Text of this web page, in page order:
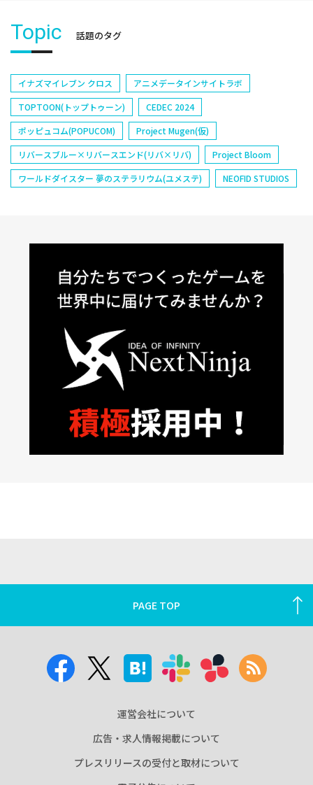
Topic 話題のタグ
イナズマイレブン クロス
アニメデータインサイトラボ
TOPTOON(トップトゥーン)
CEDEC 2024
ポッピュコム(POPUCOM)
Project Mugen(仮)
リバースブルー×リバースエンド(リバ×リバ)
Project Bloom
ワールドダイスター 夢のステラリウム(ユメステ)
NEOFID STUDIOS
PAGE TOP
運営会社について
広告・求人情報掲載について
プレスリリースの受付と取材について